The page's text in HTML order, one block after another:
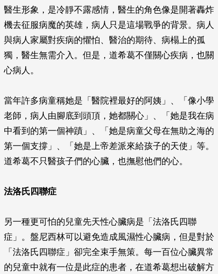
醫生形象，是冷靜不露感情，醫生的角色像是開著轟炸
機去征服病魔的英雄，病人只是這場戰爭的背景。病人
與病人家屬對疾病的懼怕、醫治的期待、病榻上的孤
獨，醫生無需介入。但是，道希葛不僅關心疾病，也關
心病人。
當年許多病童稱她是「醫院裡最好的阿姨」、「像小學
老師，病人由腳底到頭頂，她都關心」、「她是我在病
中看到的第一個神蹟」、「她是病童父母在無助之海的
第一個支撐」、「她是上帝差派來給孩子的天使」等。
道希葛不只醫孩子們的心臟，也撫慰他們的心。
法洛氏四聯症
另一種更可怕的兒童先天性心臟病是「法洛氏四聯
症」。盤尼西林可以避免造成風濕性心臟病，但是對於
「法洛氏四聯症」卻完全束手無策。每一百位心臟異常
的兒童中就有一位是此症的患者，在道希葛想出破解方